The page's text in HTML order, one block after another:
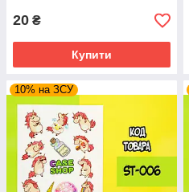
20 ₴
Купити
10% на ЗСУ